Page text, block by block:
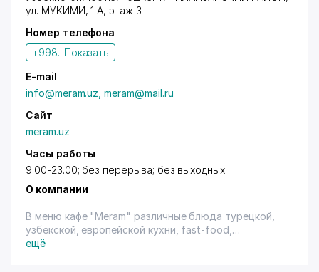
на усмотрение ООО Darvoza Savdo. Скидки не
суммируются. Товары сертифицированы.
ул. МУКИМИ, 1 А, этаж 3
Номер телефона
+998...Показать
E-mail
info@meram.uz, meram@mail.ru
Сайт
meram.uz
Часы работы
9.00-23.00; без перерыва; без выходных
О компании
В меню кафе "Meram" различные блюда турецкой,
узбекской, европейской кухни, fast-food,
итальянская пицца, а также торты и пирожные от
ещё